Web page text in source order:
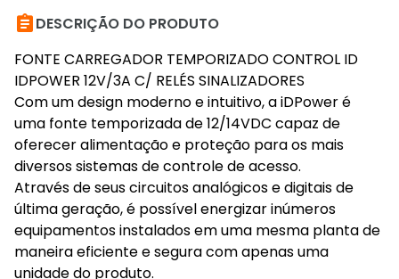
DESCRIÇÃO DO PRODUTO
FONTE CARREGADOR TEMPORIZADO CONTROL ID
IDPOWER 12V/3A C/ RELÉS SINALIZADORES
Com um design moderno e intuitivo, a iDPower é
uma fonte temporizada de 12/14VDC capaz de
oferecer alimentação e proteção para os mais
diversos sistemas de controle de acesso.
Através de seus circuitos analógicos e digitais de
última geração, é possível energizar inúmeros
equipamentos instalados em uma mesma planta de
maneira eficiente e segura com apenas uma
unidade do produto.